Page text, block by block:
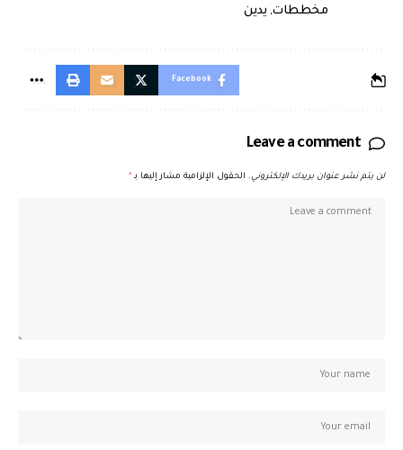
مخططات, يدين
Facebook
Leave a comment
لن يتم نشر عنوان بريدك الإلكتروني. الحقول الإلزامية مشار إليها بـ *